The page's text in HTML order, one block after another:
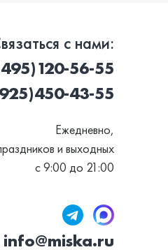
с нами:
56-55
43-55
Ежедневно,
и выходных
с 9:00 до 21:00
info@miska.ru